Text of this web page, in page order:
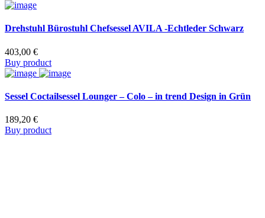
Drehstuhl Bürostuhl Chefsessel AVILA -Echtleder Schwarz
403,00 €
Buy product
Sessel Coctailsessel Lounger – Colo – in trend Design in Grün
189,20 €
Buy product